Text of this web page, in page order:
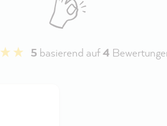
5 basierend auf4